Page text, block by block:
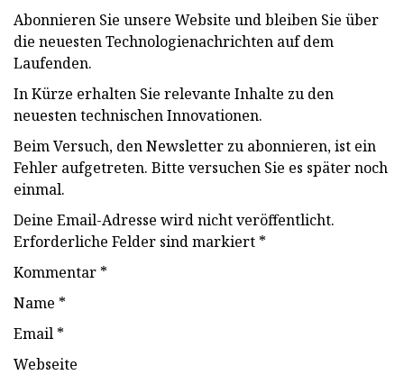
Abonnieren Sie unsere Website und bleiben Sie über
die neuesten Technologienachrichten auf dem
Laufenden.
In Kürze erhalten Sie relevante Inhalte zu den
neuesten technischen Innovationen.
Beim Versuch, den Newsletter zu abonnieren, ist ein
Fehler aufgetreten. Bitte versuchen Sie es später noch
einmal.
Deine Email-Adresse wird nicht veröffentlicht.
Erforderliche Felder sind markiert *
Kommentar *
Name *
Email *
Webseite